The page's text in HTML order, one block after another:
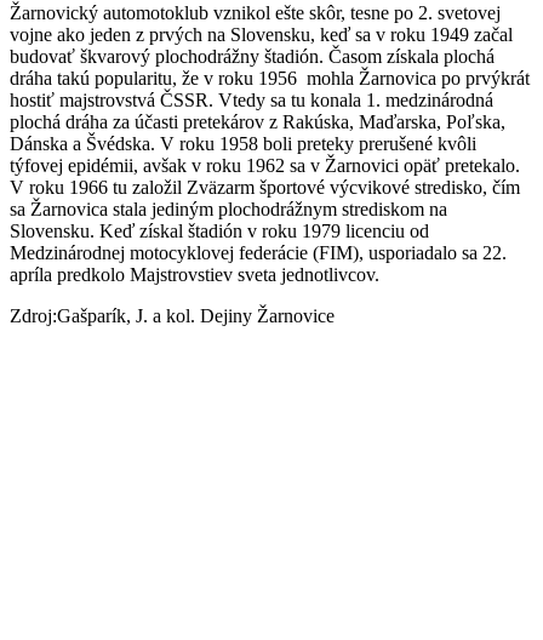
Žarnovický automotoklub vznikol ešte skôr, tesne po 2. svetovej
vojne ako jeden z prvých na Slovensku, keď sa v roku 1949 začal
budovať škvarový plochodrážny štadión. Časom získala plochá
dráha takú popularitu, že v roku 1956 mohla Žarnovica po prvýkrát
hostiť majstrovstvá ČSSR. Vtedy sa tu konala 1. medzinárodná
plochá dráha za účasti pretekárov z Rakúska, Maďarska, Poľska,
Dánska a Švédska. V roku 1958 boli preteky prerušené kvôli
týfovej epidémii, avšak v roku 1962 sa v Žarnovici opäť pretekalo.
V roku 1966 tu založil Zväzarm športové výcvikové stredisko, čím
sa Žarnovica stala jediným plochodrážnym strediskom na
Slovensku. Keď získal štadión v roku 1979 licenciu od
Medzinárodnej motocyklovej federácie (FIM), usporiadalo sa 22.
apríla predkolo Majstrovstiev sveta jednotlivcov.
Zdroj:Gašparík, J. a kol. Dejiny Žarnovice